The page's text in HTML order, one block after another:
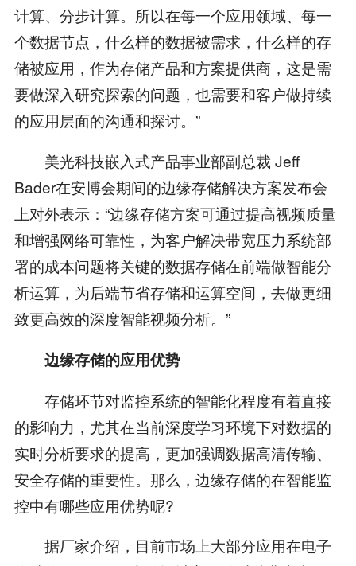
计算、分步计算。所以在每一个应用领域、每一
个数据节点，什么样的数据被需求，什么样的存
储被应用，作为存储产品和方案提供商，这是需
要做深入研究探索的问题，也需要和客户做持续
的应用层面的沟通和探讨。”
美光科技嵌入式产品事业部副总裁 Jeff
Bader在安博会期间的边缘存储解决方案发布会
上对外表示：“边缘存储方案可通过提高视频质量
和增强网络可靠性，为客户解决带宽压力系统部
署的成本问题将关键的数据存储在前端做智能分
析运算，为后端节省存储和运算空间，去做更细
致更高效的深度智能视频分析。”
边缘存储的应用优势
存储环节对监控系统的智能化程度有着直接
的影响力，尤其在当前深度学习环境下对数据的
实时分析要求的提高，更加强调数据高清传输、
安全存储的重要性。那么，边缘存储的在智能监
控中有哪些应用优势呢?
据厂家介绍，目前市场上大部分应用在电子